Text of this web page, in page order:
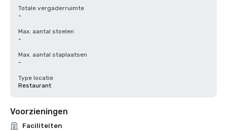
Totale vergaderruimte
-
Max. aantal stoelen
-
Max. aantal staplaatsen
-
Type locatie
Restaurant
Voorzieningen
Faciliteiten